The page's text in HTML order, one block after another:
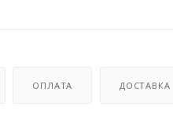
ОПЛАТА ДОСТАВКА